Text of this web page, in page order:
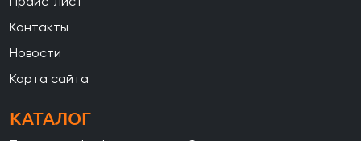
Контакты
Новости
Карта сайта
КАТАЛОГ